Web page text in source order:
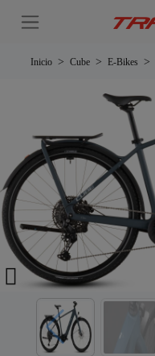
Inicio Cube E-Bikes